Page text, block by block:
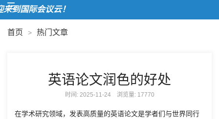
到国际会议云！
首页 > 热门文章
英语论文润色的好处
时间: 2025-11-24 浏览量: 17770
在学术研究领域，发表高质量的英语论文是学者们与世界同行